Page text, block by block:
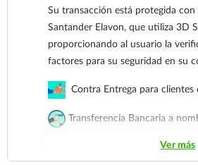
protector frente al calor de la
tenazas, previniendo la
4.Reparación de Puntas:Sella las
suaviza la cutícula capilar para un
Enriquecida con un delicioso y
esta sílica no deja sensación
todo tipo de cabello.
pequeña cantidad sobre la palma
y distribuye uniformemente sobre
Su transacción está protegida con
Santander Elavon, que utiliza 3D
proporcionando al usuario la
factores para su seguridad en su
Contra Entrega para clientes
Transferencia Bancaria a
cuenta: Clave:
Ver más